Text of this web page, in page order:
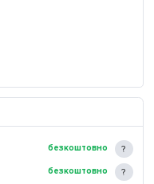
безкоштовно
безкоштовно